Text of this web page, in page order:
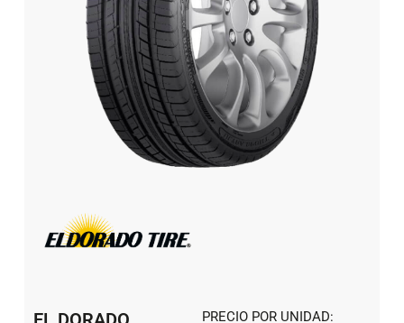
PRECIO POR UNIDAD: